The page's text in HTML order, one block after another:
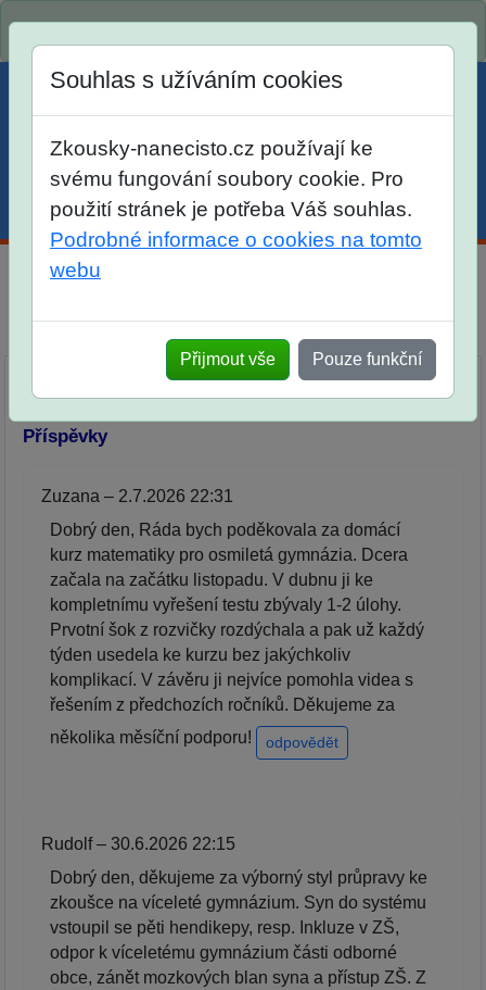
Menu Účet Košík
po skutečných přijímacích zkouškách
Souhlas s užíváním cookies
Zkousky-nanecisto.cz používají ke
svému fungování soubory cookie. Pro
použití stránek je potřeba Váš souhlas.
Podrobné informace o cookies na tomto
webu
Přijmout vše Pouze funkční
Přidat příspěvek
Příspěvky
Zuzana – 2.7.2026 22:31
Dobrý den, Ráda bych poděkovala za domácí
kurz matematiky pro osmiletá gymnázia. Dcera
začala na začátku listopadu. V dubnu ji ke
kompletnímu vyřešení testu zbývaly 1-2 úlohy.
Prvotní šok z rozvičky rozdýchala a pak už každý
týden usedela ke kurzu bez jakýchkoliv
komplikací. V závěru ji nejvíce pomohla videa s
řešením z předchozích ročníků. Děkujeme za
několika měsíční podporu!
odpovědět
Rudolf – 30.6.2026 22:15
Dobrý den, děkujeme za výborný styl průpravy ke
zkoušce na víceleté gymnázium. Syn do systému
vstoupil se pěti hendikepy, resp. Inkluze v ZŠ,
odpor k víceletému gymnázium části odborné
obce, zánět mozkových blan syna a přístup ZŠ. Z